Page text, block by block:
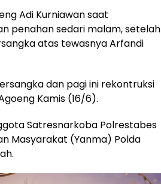
Adi Kurniawan saat
penahan sedari malam, setelah
atas tewasnya Arfandi
dan pagi ini rekontruksi
Kamis (16/6).
Satresnarkoba Polrestabes
Masyarakat (Yanma) Polda